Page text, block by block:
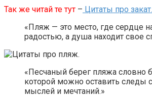
Так же читай те тут – Цитаты про закат.
«Пляж — это место, где сердце
радостью, а душа находит свое
«Песчаный берег пляжа словно
которой можно оставить следы
мыслей и мечтаний.»